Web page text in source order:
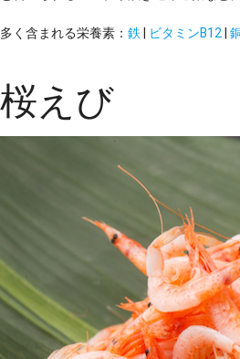
多く含まれる栄養素： 鉄 | ビタミンB12|
桜えび